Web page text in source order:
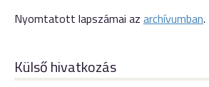
Nyomtatott lapszámai az archívumban.
Külső hivatkozás